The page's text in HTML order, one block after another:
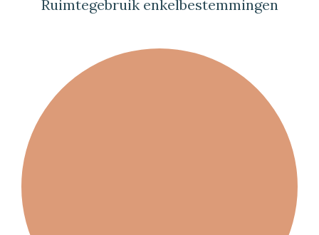
Ruimtegebruik enkelbestemmingen